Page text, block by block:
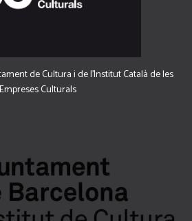
de Cultura i de l'Institut Català de les
Empreses Culturals